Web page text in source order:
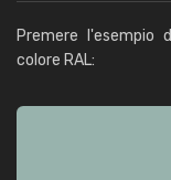
Premere l'esempio
colore RAL: